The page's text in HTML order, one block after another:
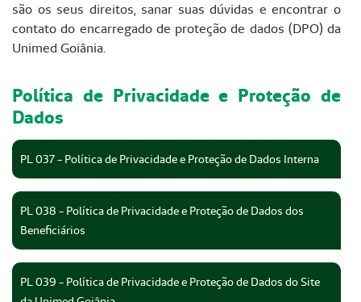
são os seus direitos, sanar suas dúvidas e encontrar o
contato do encarregado de proteção de dados (DPO) da
Unimed Goiânia.
Política de Privacidade e Proteção de
Dados
PL 037 - Política de Privacidade e Proteção de Dados Interna
PL 038 - Política de Privacidade e Proteção de Dados dos
Beneficiários
PL 039 - Política de Privacidade e Proteção de Dados do Site